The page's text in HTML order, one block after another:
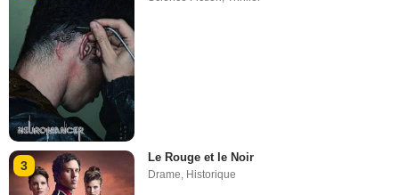
3
Le Rouge et le Noir
Drame Historique